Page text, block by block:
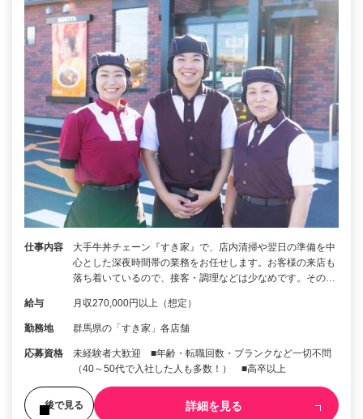
仕事内容
大手牛丼チェーン『すき家』で、店内清掃や翌日の準備を中
心とした深夜時間帯の業務をお任せします。お客様の来店も
落ち着いているので、接客・調理などは少なめです。その…
給与 月収270,000円以上（想定）
勤務地 群馬県の「すき家」各店舗
応募資格
未経験者大歓迎 ■年齢・転職回数・ブランクなど一切不問
（40～50代で入社した人も多数！） ■高卒以上
後で見る 詳細を見る